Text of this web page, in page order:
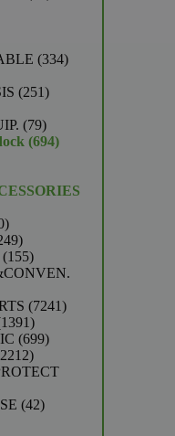
334334
251251
7979
producten
694694
22040
producten
1249
producten
155155
producten
72417241
13911391
producten
699699
22122212
producten
4242